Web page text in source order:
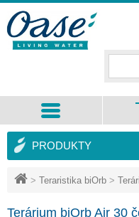
> Teraristika biOrb >
Terárium biOrb Air 30
PRODUKTY